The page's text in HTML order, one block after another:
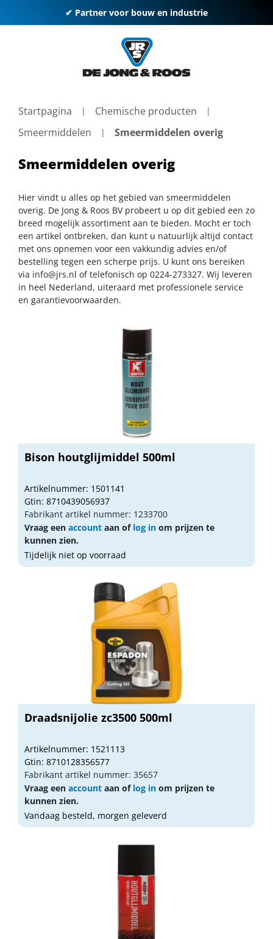
✔ Partner voor bouw en industrie
Startpagina
Chemische producten
Smeermiddelen
Smeermiddelen overig
Smeermiddelen overig
Hier vindt u alles op het gebied van smeermiddelen
overig. De Jong & Roos BV probeert u op dit gebied een zo
breed mogelijk assortiment aan te bieden. Mocht er toch
een artikel ontbreken, dan kunt u natuurlijk altijd contact
met ons opnemen voor een vakkundig advies en/of
bestelling tegen een scherpe prijs. U kunt ons bereiken
via info@jrs.nl of telefonisch op 0224-273327. Wij leveren
in heel Nederland, uiteraard met professionele service
en garantievoorwaarden.
Bison houtglijmiddel 500ml
Artikelnummer: 1501141
Gtin: 8710439056937
Fabrikant artikel nummer: 1233700
Vraag een account aan of log in om prijzen te
kunnen zien.
Tijdelijk niet op voorraad
Draadsnijolie zc3500 500ml
Artikelnummer: 1521113
Gtin: 8710128356577
Fabrikant artikel nummer: 35657
Vraag een account aan of log in om prijzen te
kunnen zien.
Vandaag besteld, morgen geleverd